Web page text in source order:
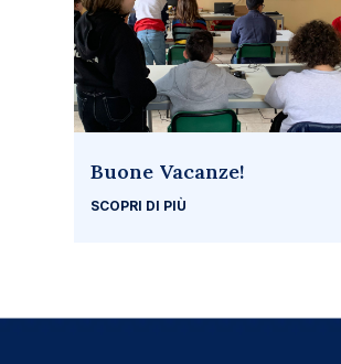
Buone Vacanze!
SCOPRI DI PIÙ